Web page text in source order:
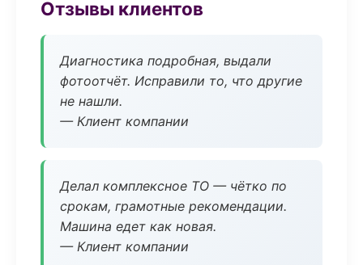
Отзывы клиентов
Диагностика подробная, выдали
фотоотчёт. Исправили то, что другие
не нашли.
— Клиент компании
Делал комплексное ТО — чётко по
срокам, грамотные рекомендации.
Машина едет как новая.
— Клиент компании